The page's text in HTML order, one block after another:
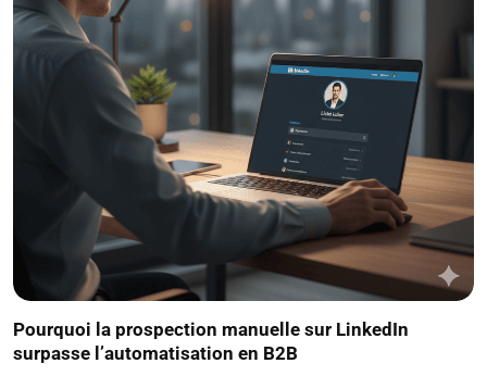
Pourquoi la prospection manuelle sur LinkedIn
surpasse l’automatisation en B2B